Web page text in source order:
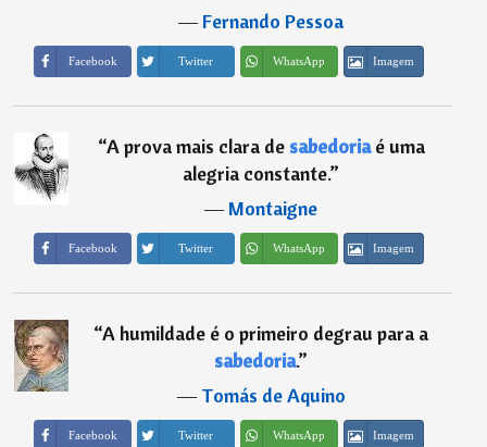
―Fernando Pessoa
Facebook Twitter WhatsApp Imagem
“A prova mais clara de sabedoriaé uma
alegria constante.”
―Montaigne
Facebook Twitter WhatsApp Imagem
“A humildade é o primeiro degrau para a
sabedoria.”
―Tomás de Aquino
Facebook Twitter WhatsApp Imagem